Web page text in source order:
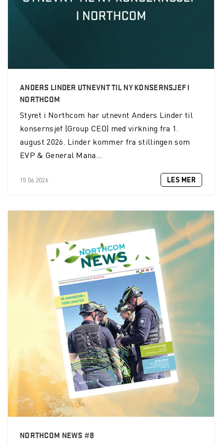
Kommunikasjon blir bedre og viktigere i fremtiden
Norsk Folkehjelp oppgraderer kommandosentralen sin for
kommunikasjon
Nesten 1100 brannmenn og kvinner vil nå ha svært god
beskyttelse mot hørselskader
SalMar får det mest moderne kommunikasjonssystemet
Sjöräddningssällskapet oppgraderer sine TETRA
Helikopterdekk får nye krav
Sveriges Radio velger Northcom sin løsning
Sepura SC21 kompakt TETRA-radio
Fredrikstad Brann og Redning oppgraderer sitt
kommunikasjonssystem
Namsos Brann og Redning velger nytt
kommunikasjonssystem
Wireless Communication blir Northcom
Nasjonalmuseet innfører Sepura Indoor Location
Application
Lillehammer Region Brannvesen kjøper INVISIO
ANDERS LINDER UTNEVNT TIL NY KONSERNSJEF I
NORTHCOM
Styret i Northcom har utnevnt Anders Linder til
konsernsjef (Group CEO) med virkning fra 1.
august 2026. Linder kommer fra stillingen som
EVP & General Mana...
15.06.2026 LES MER
NORTHCOM NEWS #8